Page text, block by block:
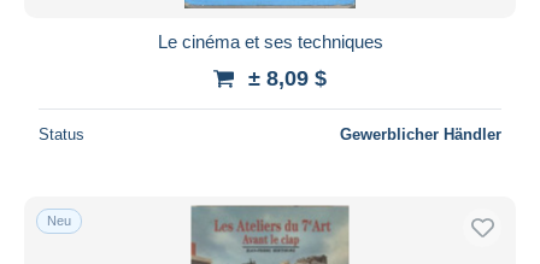
Le cinéma et ses techniques
± 8,09 $
Status Gewerblicher Händler
Neu